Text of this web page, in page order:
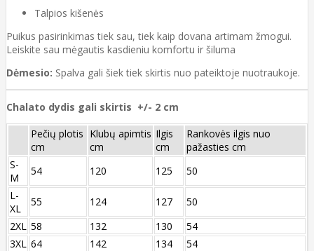
Talpios kišenės
Puikus pasirinkimas tiek sau, tiek kaip dovana artimam žmogui.
Leiskite sau mėgautis kasdieniu komfortu ir šiluma
Dėmesio: Spalva gali šiek tiek skirtis nuo pateiktoje nuotraukoje.
Chalato dydis gali skirtis +/- 2 cm
Pečių plotis
cm
Klubų apimtis
cm
Ilgis
cm
Rankovės ilgis nuo
pažasties cm
S-
M
54 120 125
50
L-
XL
55 124 127
50
2XL 58 132 130
54
3XL 64 142 134
54